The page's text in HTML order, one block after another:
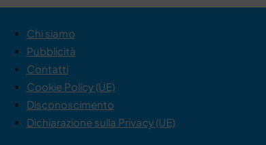
Chi siamo
Pubblicità
Contatti
Cookie Policy (UE)
Disconoscimento
Dichiarazione sulla Privacy (UE)